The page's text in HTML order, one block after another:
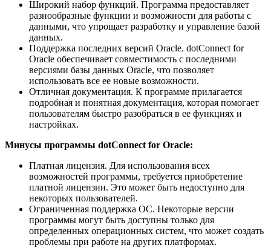
Широкий набор функций. Программа предоставляет
разнообразные функции и возможности для работы с
данными, что упрощает разработку и управление базой
данных.
Поддержка последних версий Oracle. dotConnect for
Oracle обеспечивает совместимость с последними
версиями базы данных Oracle, что позволяет
использовать все ее новые возможности.
Отличная документация. К программе прилагается
подробная и понятная документация, которая помогает
пользователям быстро разобраться в ее функциях и
настройках.
Минусы программы dotConnect for Oracle:
Платная лицензия. Для использования всех
возможностей программы, требуется приобретение
платной лицензии. Это может быть недоступно для
некоторых пользователей.
Ограниченная поддержка ОС. Некоторые версии
программы могут быть доступны только для
определенных операционных систем, что может создать
проблемы при работе на других платформах.